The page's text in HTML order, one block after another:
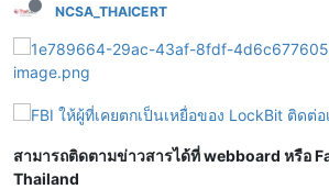
NCSA_THAICERT
สามารถติดตามข่าวสารได้ที่ webboard หรือ
Thailand